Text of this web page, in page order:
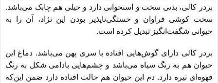
بردر کالی، بدنی سخت و استخوانی دارد و خیلی هم چابک می‌باشد.
سخت کوشی فراوان و خستگی‌ناپذیر بودن این نژاد، آن را به
حیوانی شگفت‌انگیز تبدیل کرده است.
بردر کالی دارای گوش‌هایی افتاده با سری پهن می‌باشد. دماغ این
حیوان هم به رنگ سیاه می‌باشد و چشم‌هایی بادامی شکل به رنگ
قهوه‌ای تیره دارد. دم این حیوان هم حالت افتاده دارد ضمن این‌که